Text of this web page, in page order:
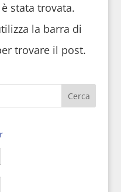
stata trovata.
la barra di
trovare il post.